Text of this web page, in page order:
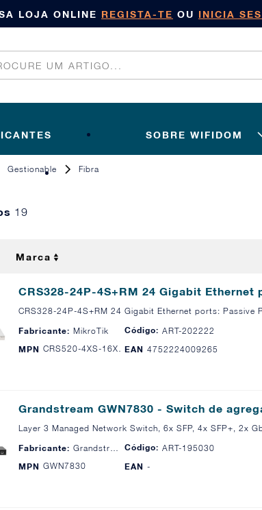
LOJA ONLINE REGISTA-TE OU INICIA
SOBRE WIFIDOM
Gestionable Fibra
19
Marca
CRS328-24P-4S+RM 24 Gigabit Ethernet
CRS328-24P-4S+RM 24 Gigabit Ethernet ports:
Fabricante: MikroTik Código: ART-202222
MPN
CRS520-4XS-16XQ-RMEAN 4752224009265
Grandstream GWN7830 - Switch de
Layer 3 Managed Network Switch, 6x SFP, 4x SFP+, 2x
Fabricante:
Código: ART-195030
MPN GWN7830 EAN -